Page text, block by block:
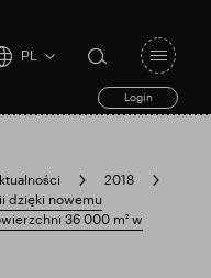
PL
Login
search
form
Jasne
toggle
2018
dzięki nowemu
36 000 m² w